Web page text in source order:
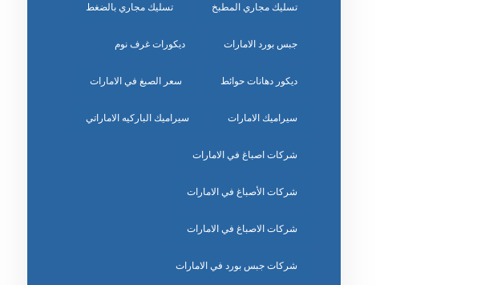
تسليك مجاري المطبخ تسليك مجاري بالضغط
جبس بورد الامارات ديكورات غرف نوم
ديكور دهانات حوائط سعر الصبغ في الامارات
سيراميك الامارات سيراميك الباركيه الاماراتي
شركات اصباغ في الامارات
شركات الأصباغ في الامارات
شركات الاصباغ في الامارات
شركات جبس بورد في الامارات